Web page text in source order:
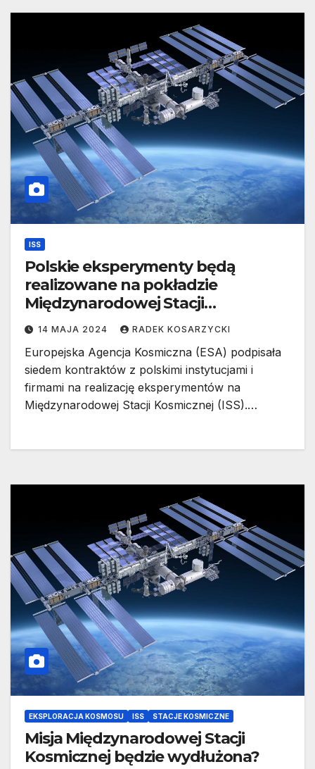
ISS
Polskie eksperymenty będą
realizowane na pokładzie
Międzynarodowej Stacji
Kosmicznej
14 MAJA 2024 RADEK KOSARZYCKI
Europejska Agencja Kosmiczna (ESA) podpisała
siedem kontraktów z polskimi instytucjami i
firmami na realizację eksperymentów na
Międzynarodowej Stacji Kosmicznej (ISS).…
EKSPLORACJA KOSMOSU ISS STACJE KOSMICZNE
Misja Międzynarodowej Stacji
Kosmicznej będzie wydłużona?